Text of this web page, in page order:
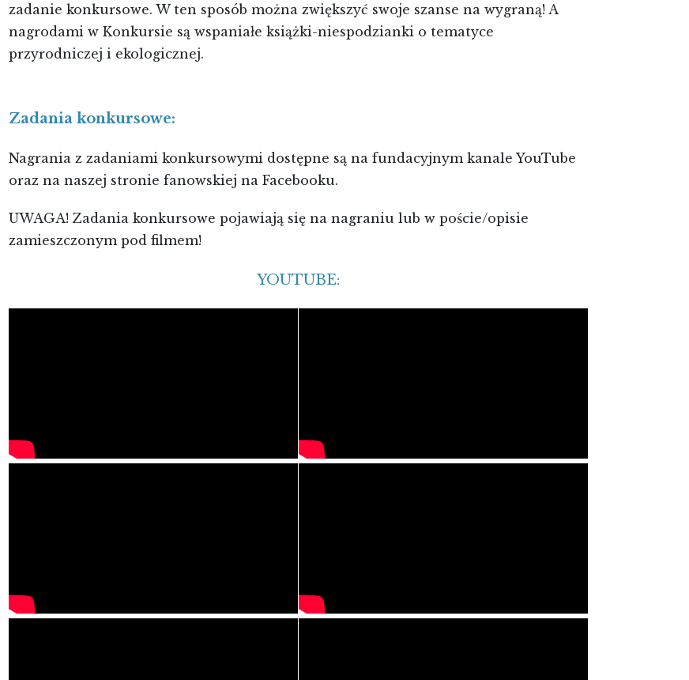
zadanie konkursowe. W ten sposób można zwiększyć swoje szanse na wygraną! A
nagrodami w Konkursie są wspaniałe książki-niespodzianki o tematyce
przyrodniczej i ekologicznej.
Zadania konkursowe:
Nagrania z zadaniami konkursowymi dostępne są na fundacyjnym kanale YouTube
oraz na naszej stronie fanowskiej na Facebooku.
UWAGA! Zadania konkursowe pojawiają się na nagraniu lub w poście/opisie
zamieszczonym pod filmem!
YOUTUBE: